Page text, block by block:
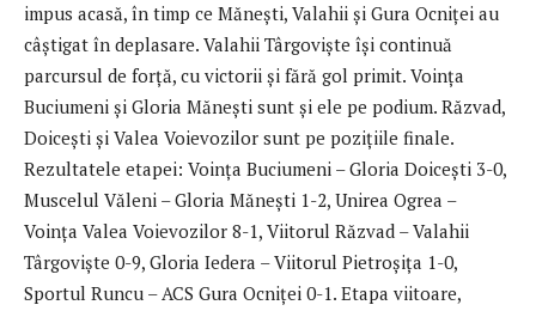
impus acasă, în timp ce Mănești, Valahii și Gura Ocniței au
câștigat în deplasare. Valahii Târgoviște își continuă
parcursul de forță, cu victorii și fără gol primit. Voința
Buciumeni și Gloria Mănești sunt și ele pe podium. Răzvad,
Doicești și Valea Voievozilor sunt pe pozițiile finale.
Rezultatele etapei: Voința Buciumeni – Gloria Doicești 3-0,
Muscelul Văleni – Gloria Mănești 1-2, Unirea Ogrea –
Voința Valea Voievozilor 8-1, Viitorul Răzvad – Valahii
Târgoviște 0-9, Gloria Iedera – Viitorul Pietroșița 1-0,
Sportul Runcu – ACS Gura Ocniței 0-1. Etapa viitoare,